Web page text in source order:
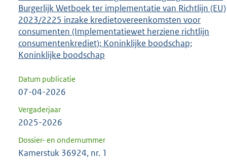
Burgerlijk Wetboek ter implementatie van Richtlijn (EU)
2023/2225 inzake kredietovereenkomsten voor
consumenten (Implementatiewet herziene richtlijn
consumentenkrediet); Koninklijke boodschap;
Koninklijke boodschap
Datum publicatie
07-04-2026
Vergaderjaar
2025-2026
Dossier- en ondernummer
Kamerstuk 36924, nr. 1